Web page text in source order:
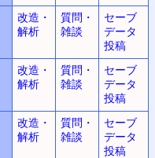
改造・
解析
質問・
雑談
セーブ
データ
投稿
改造・
解析
質問・
雑談
セーブ
データ
投稿
改造・
解析
質問・
雑談
セーブ
データ
投稿